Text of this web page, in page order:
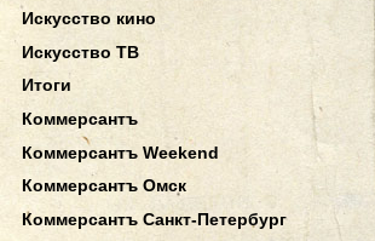
Искусство кино
Искусство ТВ
Итоги
Коммерсантъ
Коммерсантъ Weekend
Коммерсантъ Омск
Коммерсантъ Санкт-Петербург